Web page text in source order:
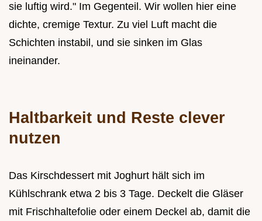
sie luftig wird." Im Gegenteil. Wir wollen hier eine
dichte, cremige Textur. Zu viel Luft macht die
Schichten instabil, und sie sinken im Glas
ineinander.
Haltbarkeit und Reste clever
nutzen
Das Kirschdessert mit Joghurt hält sich im
Kühlschrank etwa 2 bis 3 Tage. Deckelt die Gläser
mit Frischhaltefolie oder einem Deckel ab, damit die